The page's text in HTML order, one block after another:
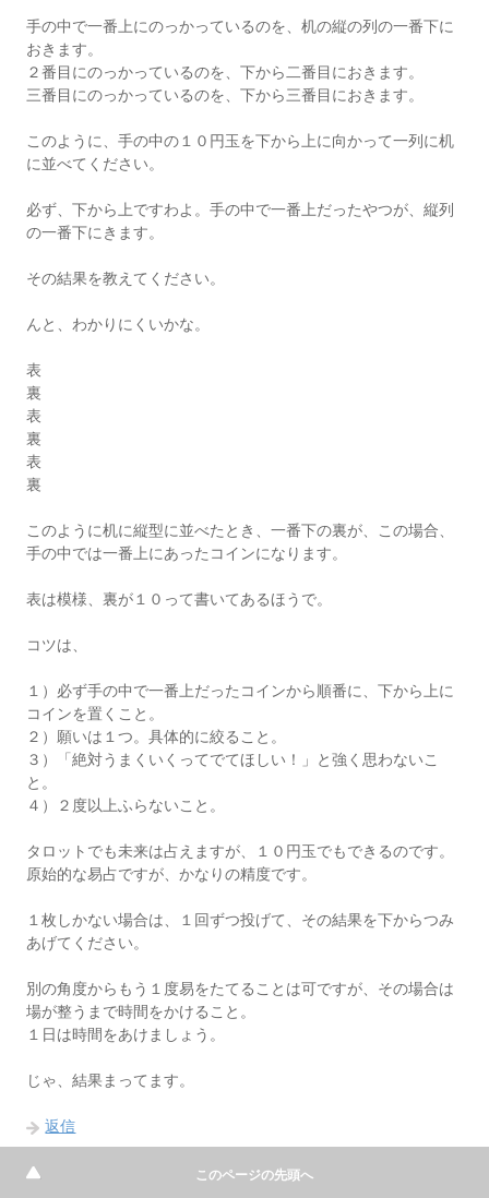
手の中で一番上にのっかっているのを、机の縦の列の一番下に
おきます。
２番目にのっかっているのを、下から二番目におきます。
三番目にのっかっているのを、下から三番目におきます。
このように、手の中の１０円玉を下から上に向かって一列に机
に並べてください。
必ず、下から上ですわよ。手の中で一番上だったやつが、縦列
の一番下にきます。
その結果を教えてください。
んと、わかりにくいかな。
表
裏
表
裏
表
裏
このように机に縦型に並べたとき、一番下の裏が、この場合、
手の中では一番上にあったコインになります。
表は模様、裏が１０って書いてあるほうで。
コツは、
１）必ず手の中で一番上だったコインから順番に、下から上に
コインを置くこと。
２）願いは１つ。具体的に絞ること。
３）「絶対うまくいくってでてほしい！」と強く思わないこ
と。
４）２度以上ふらないこと。
タロットでも未来は占えますが、１０円玉でもできるのです。
原始的な易占ですが、かなりの精度です。
１枚しかない場合は、１回ずつ投げて、その結果を下からつみ
あげてください。
別の角度からもう１度易をたてることは可ですが、その場合は
場が整うまで時間をかけること。
１日は時間をあけましょう。
じゃ、結果まってます。
返信
このページの先頭へ